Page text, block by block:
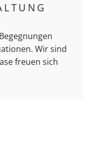
Wir sind
freuen sich